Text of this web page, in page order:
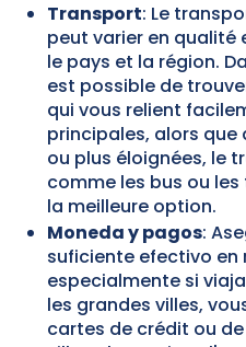
Transport: Le
peut varier en qualité
le pays et la région.
est possible de
qui vous relient
principales, alors que
ou plus éloignées, le
comme les bus ou
la meilleure option.
Moneda y pagos:
suficiente efectivo en
especialmente si
les grandes villes,
cartes de crédit ou